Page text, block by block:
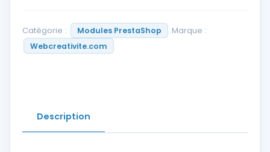
Catégorie : Modules PrestaShop Marque :
Webcreativite.com
Description